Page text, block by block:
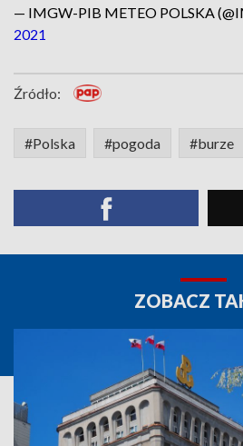
— IMGW-PIB METEO POLSKA
2021
Źródło:
#Polska #pogoda #burze
ZOBACZ